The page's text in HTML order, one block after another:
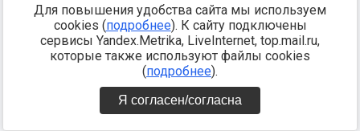
Для повышения удобства сайта мы используем
cookies (подробнее). К сайту подключены
сервисы Yandex.Metrika, LiveInternet, top.mail.ru,
которые также используют файлы cookies
(подробнее).
Я согласен/согласна